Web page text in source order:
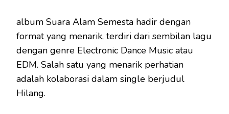
album Suara Alam Semesta hadir dengan
format yang menarik, terdiri dari sembilan lagu
dengan genre Electronic Dance Music atau
EDM. Salah satu yang menarik perhatian
adalah kolaborasi dalam single berjudul
Hilang.